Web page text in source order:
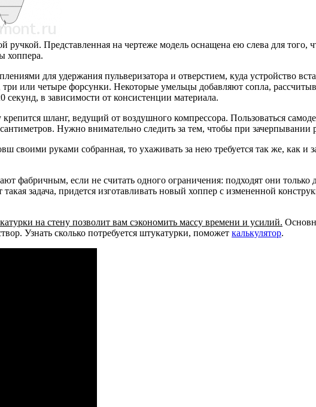
ручкой. Представленная на чертеже модель оснащена ею слева для того,
хоппера.
для удержания пульверизатора и отверстием, куда устройство
или четыре форсунки. Некоторые умельцы добавляют сопла,
секунд, в зависимости от консистенции материала.
крепится шланг, ведущий от воздушного компрессора. Пользоваться
Нужно внимательно следить за тем, чтобы при
своими руками собранная, то ухаживать за нею требуется так же, как
фабричным, если не считать одного ограничения: подходят они
задача, придется изготавливать новый хоппер с измененной
на стену позволит вам сэкономить массу времени и усилий.
Узнать сколько потребуется штукатурки, поможет калькулятор.